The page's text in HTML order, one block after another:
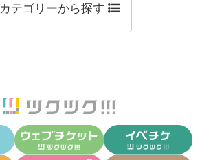
カテゴリーから探す